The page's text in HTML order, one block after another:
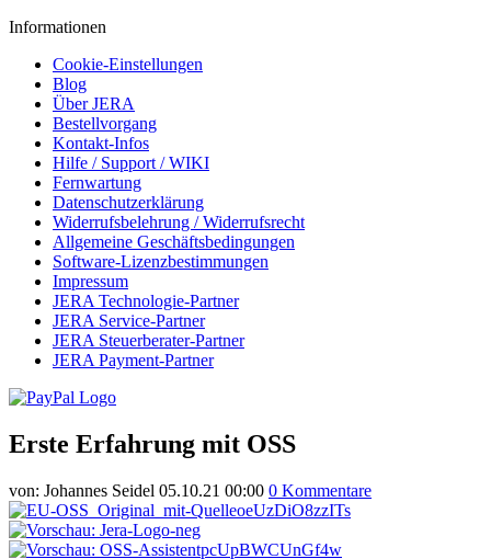
Informationen
Cookie-Einstellungen
Blog
Über JERA
Bestellvorgang
Kontakt-Infos
Hilfe / Support / WIKI
Fernwartung
Datenschutzerklärung
Widerrufsbelehrung / Widerrufsrecht
Allgemeine Geschäftsbedingungen
Software-Lizenzbestimmungen
Impressum
JERA Technologie-Partner
JERA Service-Partner
JERA Steuerberater-Partner
JERA Payment-Partner
Erste Erfahrung mit OSS
von: Johannes Seidel 05.10.21 00:00 0 Kommentare